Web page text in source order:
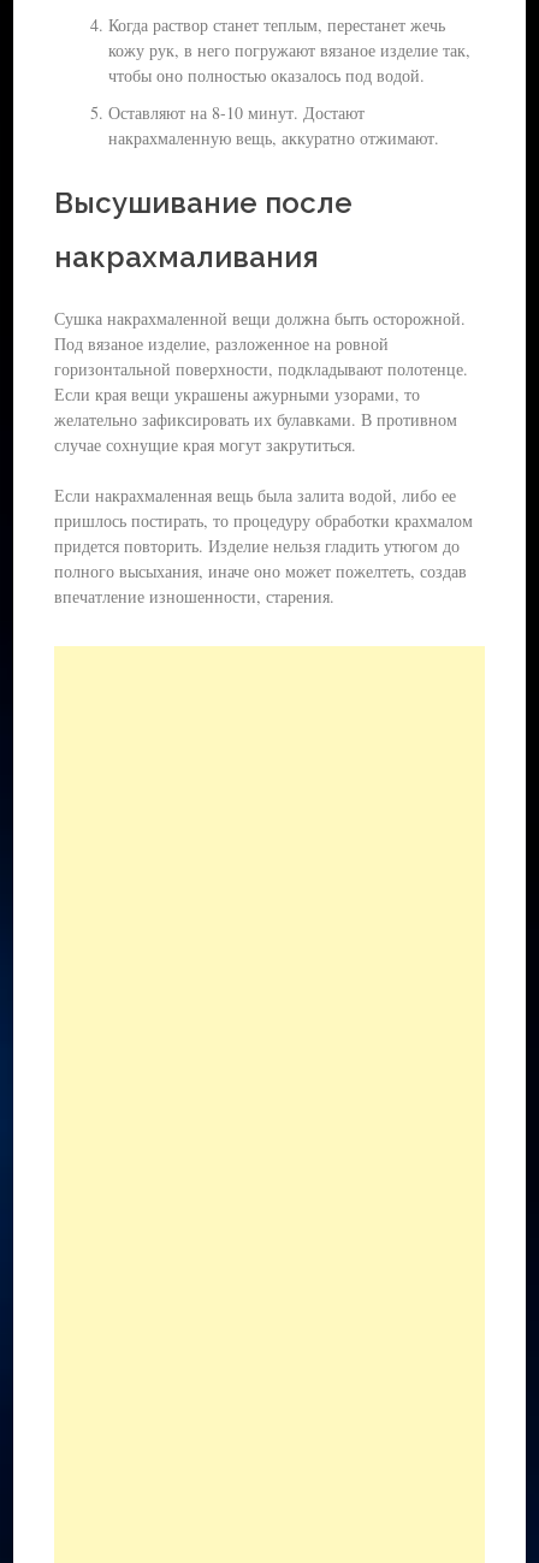
Когда раствор станет теплым, перестанет жечь
кожу рук, в него погружают вязаное изделие так,
чтобы оно полностью оказалось под водой.
Оставляют на 8-10 минут. Достают
накрахмаленную вещь, аккуратно отжимают.
Высушивание после
накрахмаливания
Сушка накрахмаленной вещи должна быть осторожной.
Под вязаное изделие, разложенное на ровной
горизонтальной поверхности, подкладывают полотенце.
Если края вещи украшены ажурными узорами, то
желательно зафиксировать их булавками. В противном
случае сохнущие края могут закрутиться.
Если накрахмаленная вещь была залита водой, либо ее
пришлось постирать, то процедуру обработки крахмалом
придется повторить. Изделие нельзя гладить утюгом до
полного высыхания, иначе оно может пожелтеть, создав
впечатление изношенности, старения.